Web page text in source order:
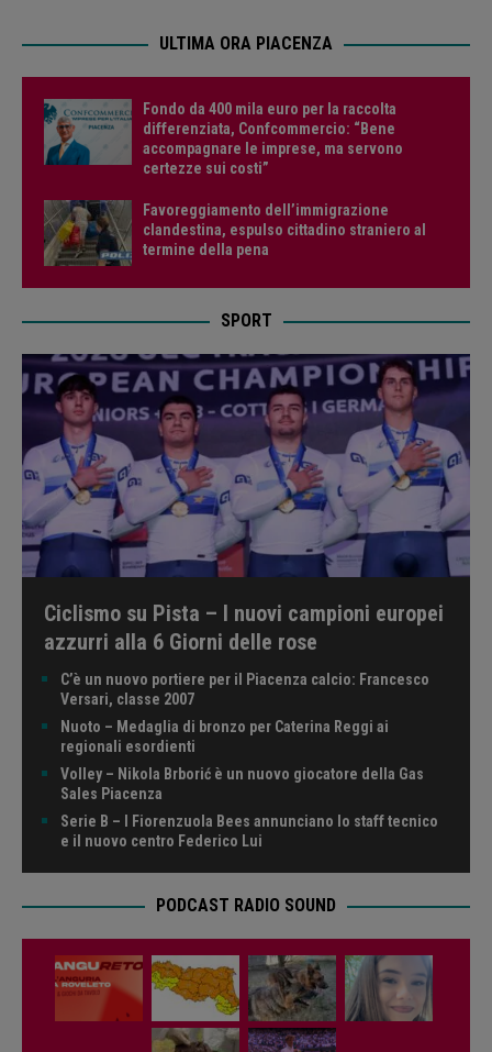
ULTIMA ORA PIACENZA
Fondo da 400 mila euro per la raccolta
differenziata, Confcommercio: “Bene
accompagnare le imprese, ma servono
certezze sui costi”
Favoreggiamento dell’immigrazione
clandestina, espulso cittadino straniero al
termine della pena
SPORT
Ciclismo su Pista – I nuovi campioni europei
azzurri alla 6 Giorni delle rose
C’è un nuovo portiere per il Piacenza calcio: Francesco
Versari, classe 2007
Nuoto – Medaglia di bronzo per Caterina Reggi ai
regionali esordienti
Volley – Nikola Brborić è un nuovo giocatore della Gas
Sales Piacenza
Serie B – I Fiorenzuola Bees annunciano lo staff tecnico
e il nuovo centro Federico Lui
PODCAST RADIO SOUND